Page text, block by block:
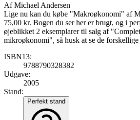
AfMichael Andersen
Lige nu kan du købe "Makroøkonomi" af
75,00 kr. Bogen du ser her er brugt, og i
øjeblikket 2 eksemplarer til salg af
mikroøkonomi", så husk at se de forskellige
ISBN13:
9788790328382
Udgave:
2005
Stand:
Perfekt stand